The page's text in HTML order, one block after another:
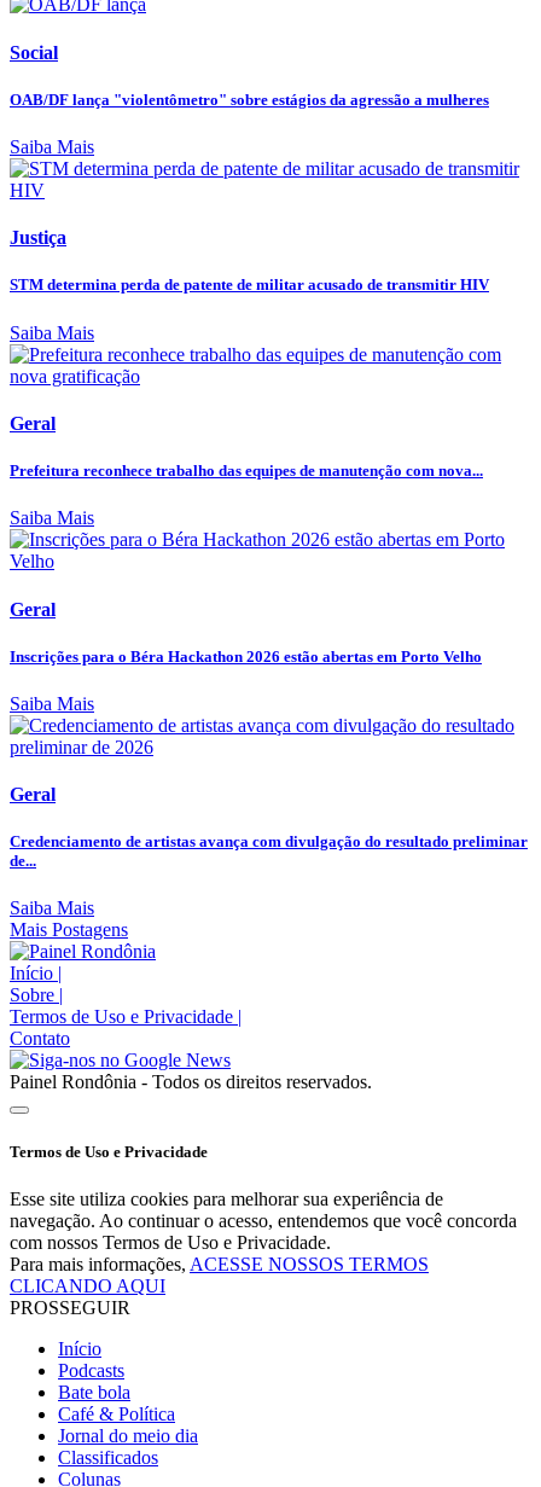
Social
OAB/DF lança "violentômetro" sobre estágios da agressão a mulheres
Saiba Mais
Justiça
STM determina perda de patente de militar acusado de transmitir HIV
Saiba Mais
Geral
Prefeitura reconhece trabalho das equipes de manutenção com nova...
Saiba Mais
Geral
Inscrições para o Béra Hackathon 2026 estão abertas em Porto Velho
Saiba Mais
Geral
Credenciamento de artistas avança com divulgação do resultado preliminar
de...
Saiba Mais
Mais Postagens
Início
Sobre
Termos de Uso e Privacidade
Contato
Painel Rondônia - Todos os direitos reservados.
Termos de Uso e Privacidade
Esse site utiliza cookies para melhorar sua experiência de
navegação. Ao continuar o acesso, entendemos que você concorda
com nossos Termos de Uso e Privacidade.
Para mais informações, ACESSE NOSSOS TERMOS
CLICANDO AQUI
PROSSEGUIR
Início
Podcasts
Bate bola
Café & Política
Jornal do meio dia
Classificados
Colunas